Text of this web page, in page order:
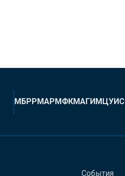
МБРРМАРМФКМАГИМЦУИС
События